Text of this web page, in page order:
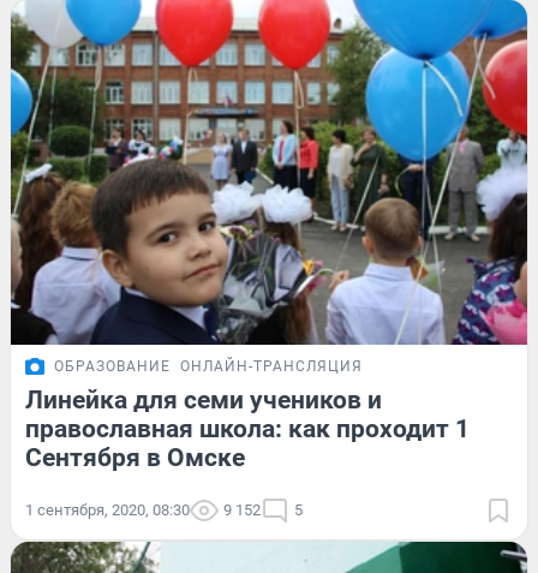
ОБРАЗОВАНИЕ ОНЛАЙН-ТРАНСЛЯЦИЯ
Линейка для семи учеников и
православная школа: как проходит 1
Сентября в Омске
1 сентября, 2020, 08:30 9 152 5